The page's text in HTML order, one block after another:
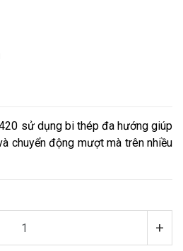
sử dụng bi thép đa hướng giúp
chuyển động mượt mà trên nhiều
+